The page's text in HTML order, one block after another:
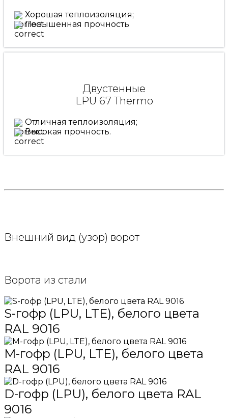
Хорошая теплоизоляция;
Повышенная прочность
Двустенные
LPU 67 Thermo
Отличная теплоизоляция;
Высокая прочность.
Внешний вид (узор) ворот
Ворота из стали
S-гофр (LPU, LTE), белого цвета
RAL 9016
M-гофр (LPU, LTE), белого цвета
RAL 9016
D-гофр (LPU), белого цвета RAL
9016